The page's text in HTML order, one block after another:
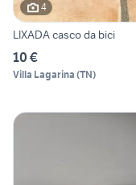
4
LIXADA casco da bici
10 €
Villa Lagarina (TN)